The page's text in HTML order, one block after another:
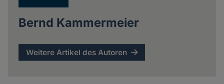
Bernd Kammermeier
Weitere Artikel des Autoren